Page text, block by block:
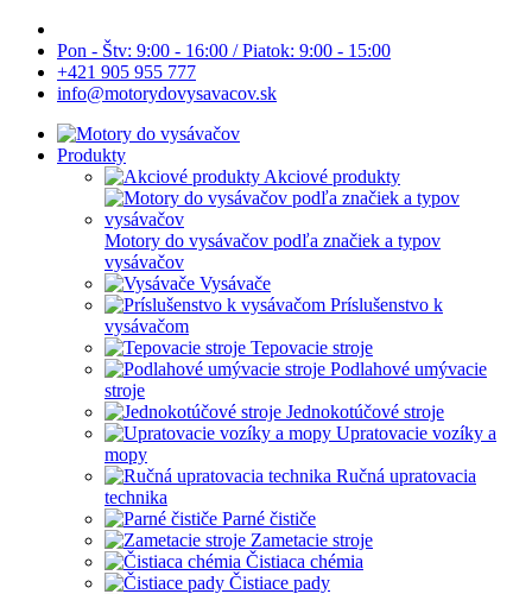
Pon - Štv: 9:00 - 16:00 / Piatok: 9:00 - 15:00
+421 905 955 777
info@motorydovysavacov.sk
Produkty
Akciové produkty
Motory do vysávačov podľa značiek a typov
vysávačov
Vysávače
Príslušenstvo k
vysávačom
Tepovacie stroje
Podlahové umývacie
stroje
Jednokotúčové stroje
Upratovacie vozíky a
mopy
Ručná upratovacia
technika
Parné čističe
Zametacie stroje
Čistiaca chémia
Čistiace pady